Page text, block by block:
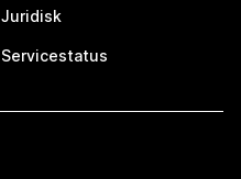
Juridisk
Servicestatus